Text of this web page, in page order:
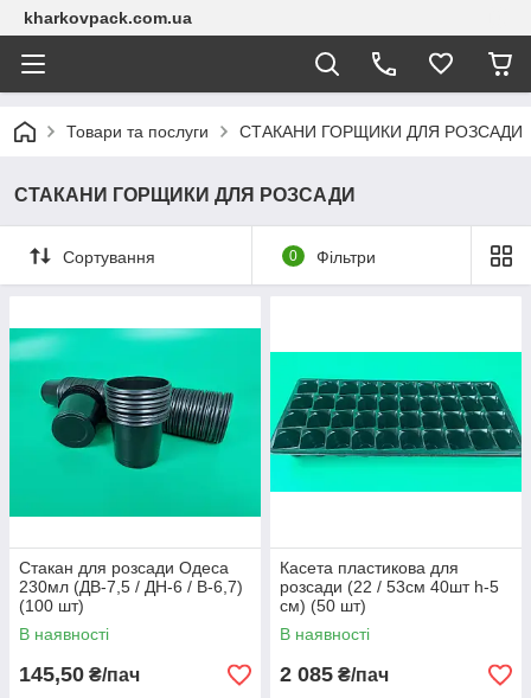
kharkovpack.com.ua
Товари та послуги СТАКАНИ ГОРЩИКИ ДЛЯ РОЗСАДИ
СТАКАНИ ГОРЩИКИ ДЛЯ РОЗСАДИ
Сортування 0 Фільтри
Стакан для розсади Одеса
230мл (ДВ-7,5 / ДН-6 / В-6,7)
(100 шт)
В наявності
145,50 ₴/пач
Касета пластикова для
розсади (22 / 53см 40шт h-5
см) (50 шт)
В наявності
2 085 ₴/пач